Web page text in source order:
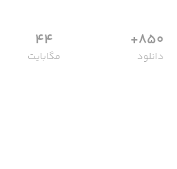
850+
دانلود
44
مگابایت